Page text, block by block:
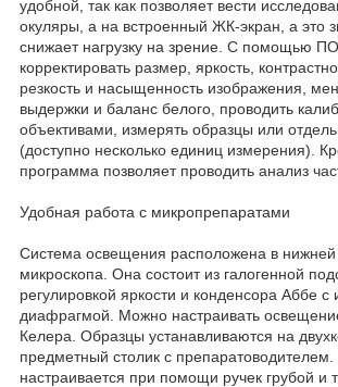
удобной, так как позволяет вести
окуляры, а на встроенный ЖК-экран, а это
снижает нагрузку на зрение. С помощью
корректировать размер, яркость,
резкость и насыщенность изображения,
выдержки и баланс белого, проводить
объективами, измерять образцы или
(доступно несколько единиц измерения).
программа позволяет проводить анализ
Удобная работа с микропрепаратами
Система освещения расположена в нижней
микроскопа. Она состоит из галогенной
регулировкой яркости и конденсора Аббе с
диафрагмой. Можно настраивать
Келера. Образцы устанавливаются на
предметный столик с препаратоводителем.
настраивается при помощи ручек грубой и